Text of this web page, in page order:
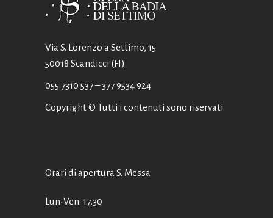
Via S. Lorenzo a Settimo, 15
50018 Scandicci (FI)
055 7310 537– 377 9534 924
Copyright © Tutti i contenuti sono riservati
Orari di apertura S. Messa
Lun-Ven: 17.30